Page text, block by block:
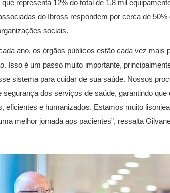
representa 12% do total de 1,8 mil
do Ibross respondem por cerca de 50%
sociais.
ano, os órgãos públicos estão cada vez mais
Isso é um passo muito importante,
sistema para cuidar de sua saúde. Nossos
segurança dos serviços de saúde, garantindo que
eficientes e humanizados. Estamos muito
melhor jornada aos pacientes”, ressalta